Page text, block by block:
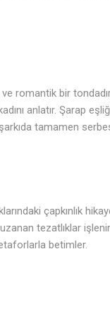
romantik bir
anlatır. Şarap
tamamen
çapkınlık
tezatlıklar işlenir.
betimler.